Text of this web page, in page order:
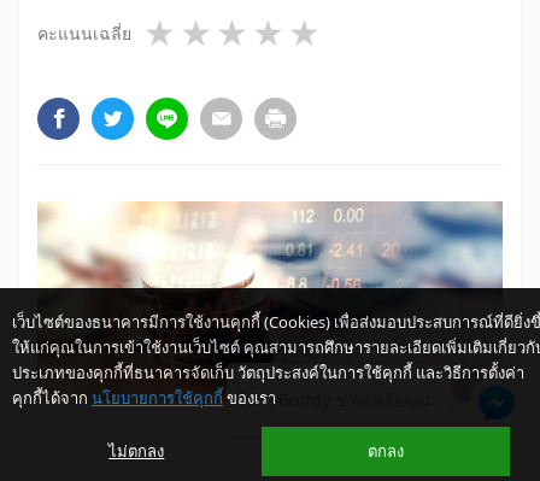
คะแนนเฉลี่ย 4 stars
3 stars
2 stars
1 star
เว็บไซต์ของธนาคารมีการใช้งานคุกกี้ (Cookies) เพื่อส่งมอบประสบการณ์ที่ดียิ่ง
ให้แก่คุณในการเข้าใช้งานเว็บไซต์ คุณสามารถศึกษารายละเอียดเพิ่มเติมเกี่ยวกั
ประเภทของคุกกี้ที่ธนาคารจัดเก็บ วัตถุประสงค์ในการใช้คุกกี้ และวิธีการตั้งค่า
คุกกี้ได้จาก นโยบายการใช้คุกกี้ ของเรา
ไม่ตกลง ตกลง
ให้ K-Buddy ช่วยเหลือคุณ